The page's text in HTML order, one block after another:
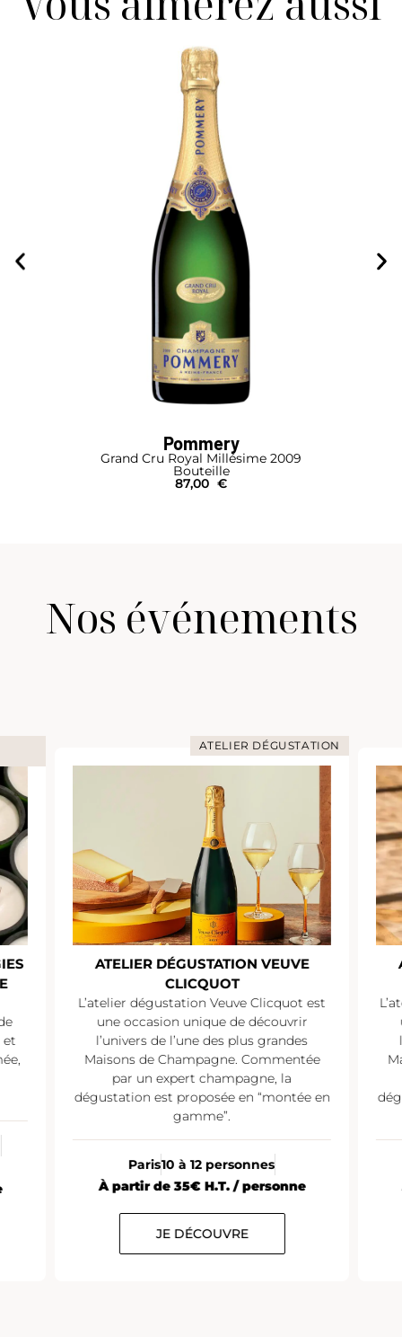
Pommery
Grand Cru Royal Millésime 2009
Bouteille
87,00 €
Nos événements
et
ATELIER DÉGUSTATION
ATELIER DÉGUSTATION VEUVE
CLICQUOT
L’atelier dégustation Veuve Clicquot est
une occasion unique de découvrir
l’univers de l’une des plus grandes
Maisons de Champagne. Commentée
par un expert champagne, la
dégustation est proposée en “montée en
gamme”.
Paris10 à 12 personnes
À partir de 35€ H.T. / personne
JE DÉCOUVRE